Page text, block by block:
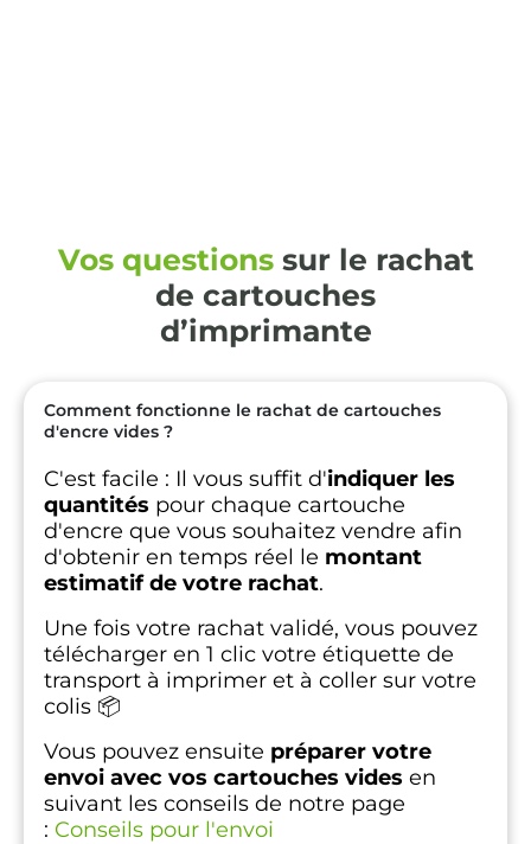
Vos questionssur le rachat
de cartouches
d’imprimante
Comment fonctionne le rachat de cartouches
d'encre vides ?
C'est facile : Il vous suffit d'indiquer les
quantités pour chaque cartouche
d'encre que vous souhaitez vendre afin
d'obtenir en temps réel le montant
estimatif de votre rachat.
Une fois votre rachat validé, vous pouvez
télécharger en 1 clic votre étiquette de
transport à imprimer et à coller sur votre
colis 📦
Vous pouvez ensuite préparer votre
envoi avec vos cartouches vides en
suivant les conseils de notre page
: Conseils pour l'envoi